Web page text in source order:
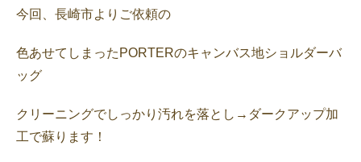
今回、長崎市よりご依頼の
色あせてしまったPORTERのキャンバス地ショルダーバ
ッグ
クリーニングでしっかり汚れを落とし→ダークアップ加
工で蘇ります！